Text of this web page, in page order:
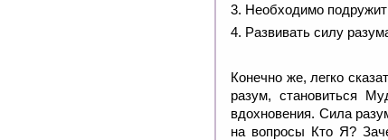
3. Необходимо
4. Развивать силу
Конечно же, легко
разум, становиться
вдохновения. Сила
на вопросы Кто Я?